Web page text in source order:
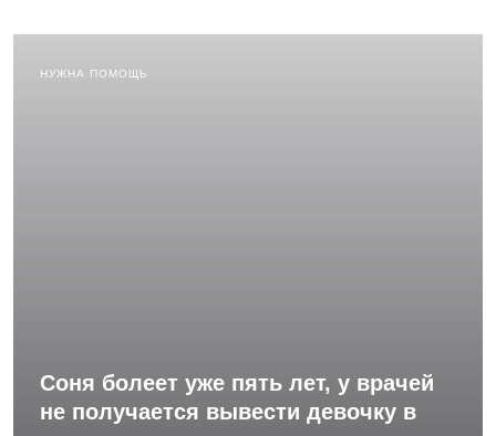
НУЖНА ПОМОЩЬ
Соня болеет уже пять лет, у врачей
не получается вывести девочку в